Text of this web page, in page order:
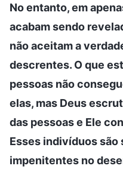
No entanto, em
acabam sendo
não aceitam a
descrentes. O que
pessoas não
elas, mas Deus
das pessoas e Ele
Esses indivíduos
impenitentes no